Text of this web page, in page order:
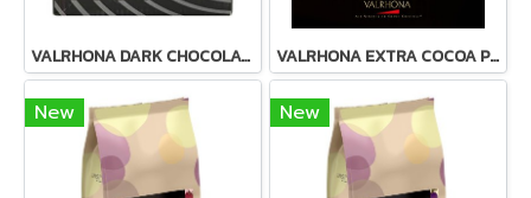
VALRHONA DARK CHOCOLATE CHIPS 60% VALRHONA EXTRA COCOA PASTE 100% - Keto คีโตทานได้
New New